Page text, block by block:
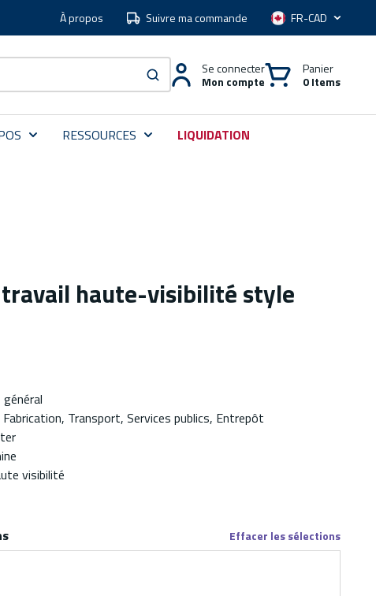
À propos Suivre ma commande Langue
soumettre une recherche
Se connecter
Mon compte
Panier
0 Items
RESSOURCES LIQUIDATION
haute-visibilité style
Transport, Services publics, Entrepôt
visibilité
Effacer les sélections